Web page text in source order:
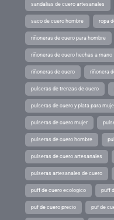
sandalias de cuero artesanales
saco de cuero hombre ropa
riñoneras de cuero para hombre
riñoneras de cuero hechas a mano
riñoneras de cuero riñonera
pulseras de trenzas de cuero
pulseras de cuero y plata para
pulseras de cuero mujer
pulseras de cuero hombre
pulseras de cuero artesanales
pulseras artesanales de cuero
puff de cuero ecologico puff
puf de cuero precio puf de